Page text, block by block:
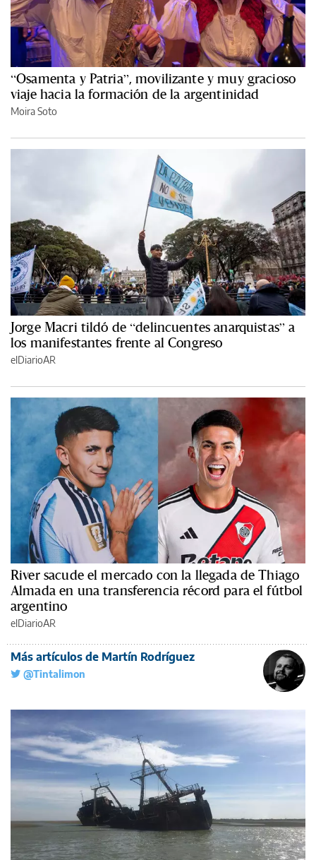
“Osamenta y Patria”, movilizante y muy gracioso
viaje hacia la formación de la argentinidad
Moira Soto
Jorge Macri tildó de “delincuentes anarquistas” a
los manifestantes frente al Congreso
elDiarioAR
River sacude el mercado con la llegada de Thiago
Almada en una transferencia récord para el fútbol
argentino
elDiarioAR
Más artículos de Martín Rodríguez
@Tintalimon